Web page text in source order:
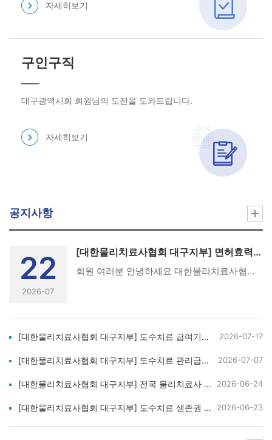
자세히보기
구인구직
대구광역시회 회원님의 도전을 도와드립니다.
자세히보기
공지사항
22
2026-07
[대한물리치료사협회 대구지부] 면허효력정지 처분 시행에 따른 면허신고 안내
회원 여러분 안녕하세요 대한물리치료사협회 대구지부입니다.보건복지부에서 면허신고를 이행하지 않은 물리치료사를 대상으로 2026년 하반기 중 면허효력정지 처분을 시행할 예정입니다.가. 의료기사 등에 관한 법률 11조(실태 등의 신고)나. 의료기사 등에 관한 법률 제22조 제3항(자격의 정지)1. 면허신고 직전연도(현재기준 2025년도)까지의 모든 보수교육이 이수, 면제, 유예, 비대상 중 하나로 처리되어 있어야 합니다.2. 필수과목 또는 무료필수과목을 2과목 이상 이수해야 합니다.3. 14년 이후 면허신고제 시행, 이후 건에 대해서는 면제 유예 건을 제외하고는 보수교육을 모두 이수하셔야 합니다.(ex. 12년간 보수교육 듣지 않았다 하면 12년을 다 들어야 지금 면허신고 가능/직전 3년 이수가 아님)이후 면허신고는 3년 마다 실시. ** 무료필수과목의 경우, 2025년도 이후의 교육부터 신청가능하며 2025년도 일반과목(평점)을 모두 이수한 회원에 한해 신청가능참고 및 문의 안내면허신고 절차 및 관련제도에 대한 상세내용은 첨부파일을 확인해 주시기 바랍니다.
[대한물리치료사협회 대구지부] 도수치료 급여기준 관련 의견 제출 요청 2026-07-17
[대한물리치료사협회 대구지부] 도수치료 관리급여 시행에 따른 '고용위기대응센터' 노무 상담 지원 안내 2026-07-07
[대한물리치료사협회 대구지부] 전국 물리치료사 총궐기대회 대구지부 버스 탑승 신청 마감 안내 2026-06-24
[대한물리치료사협회 대구지부] 도수치료 생존권 수호 전국 물리치료사 총궐기대회 안내 2026-06-23